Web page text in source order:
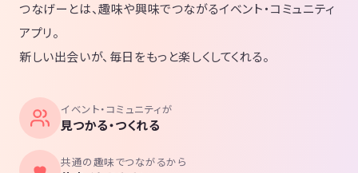
つなげーとは、趣味や興味でつながるイベント・コミュニティ
アプリ。
新しい出会いが、毎日をもっと楽しくしてくれる。
イベント・コミュニティが
見つかる・つくれる
共通の趣味でつながるから